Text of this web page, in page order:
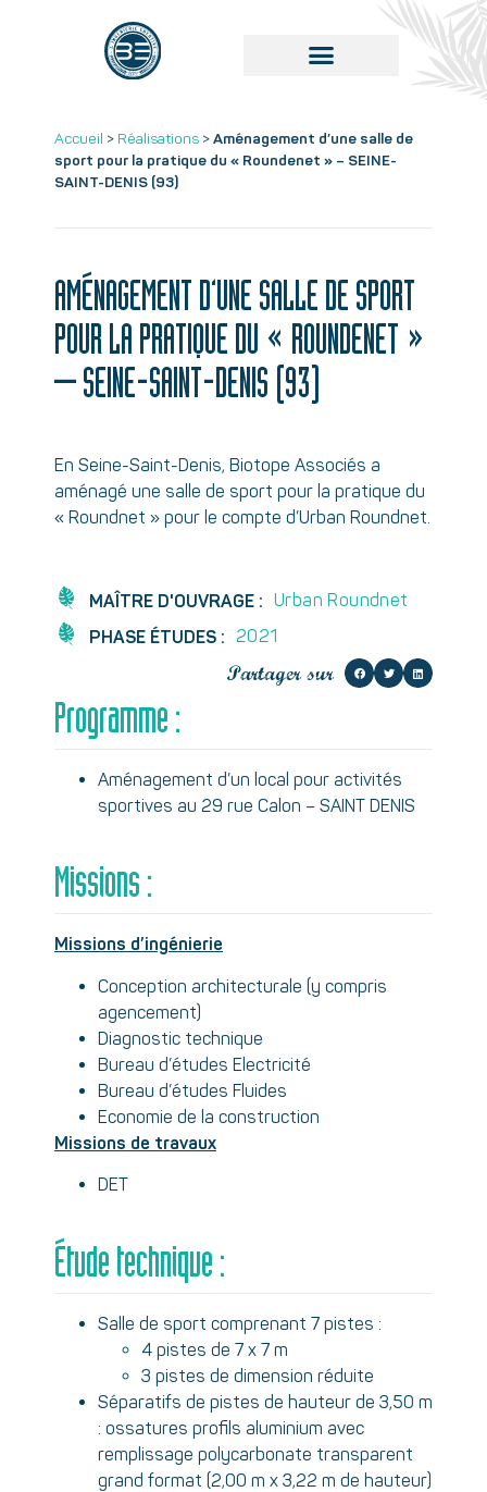
Accueil > Réalisations >Aménagement d’une salle de
sport pour la pratique du « Roundenet » – SEINE-
SAINT-DENIS (93)
AMÉNAGEMENT D’UNE SALLE DE SPORT
POUR LA PRATIQUE DU « ROUNDENET »
– SEINE-SAINT-DENIS (93)
En Seine-Saint-Denis, Biotope Associés a
aménagé une salle de sport pour la pratique du
« Roundnet » pour le compte d’Urban Roundnet.
MAÎTRE D'OUVRAGE : Urban Roundnet
PHASE ÉTUDES : 2021
Partager sur
Programme :
Aménagement d’un local pour activités
sportives au 29 rue Calon – SAINT DENIS
Missions :
Missions d’ingénierie
Conception architecturale (y compris
agencement)
Diagnostic technique
Bureau d’études Electricité
Bureau d’études Fluides
Economie de la construction
Missions de travaux
DET
Étude technique :
Salle de sport comprenant 7 pistes :
4 pistes de 7 x 7 m
3 pistes de dimension réduite
Séparatifs de pistes de hauteur de 3,50 m
: ossatures profils aluminium avec
remplissage polycarbonate transparent
grand format (2,00 m x 3,22 m de hauteur)